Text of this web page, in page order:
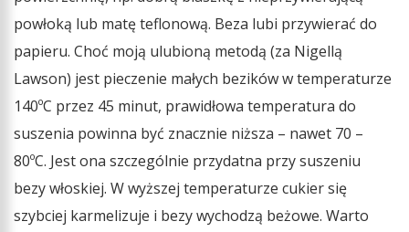
powłoką lub matę teflonową. Beza lubi przywierać do
papieru. Choć moją ulubioną metodą (za Nigellą
Lawson) jest pieczenie małych bezików w temperaturze
140ºC przez 45 minut, prawidłowa temperatura do
suszenia powinna być znacznie niższa – nawet 70 –
80ºC. Jest ona szczególnie przydatna przy suszeniu
bezy włoskiej. W wyższej temperaturze cukier się
szybciej karmelizuje i bezy wychodzą beżowe. Warto